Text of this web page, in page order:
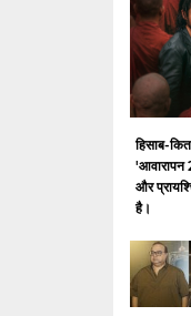
हिसाब-
'आवारापन
और
है।